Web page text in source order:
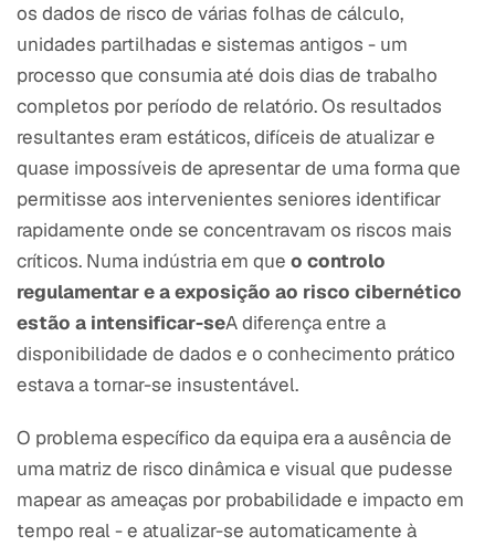
os dados de risco de várias folhas de cálculo,
unidades partilhadas e sistemas antigos - um
processo que consumia até dois dias de trabalho
completos por período de relatório. Os resultados
resultantes eram estáticos, difíceis de atualizar e
quase impossíveis de apresentar de uma forma que
permitisse aos intervenientes seniores identificar
rapidamente onde se concentravam os riscos mais
críticos. Numa indústria em que o controlo
regulamentar e a exposição ao risco cibernético
estão a intensificar-seA diferença entre a
disponibilidade de dados e o conhecimento prático
estava a tornar-se insustentável.
O problema específico da equipa era a ausência de
uma matriz de risco dinâmica e visual que pudesse
mapear as ameaças por probabilidade e impacto em
tempo real - e atualizar-se automaticamente à